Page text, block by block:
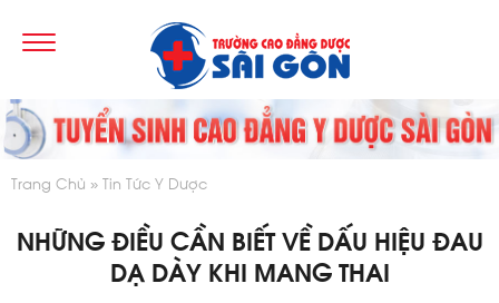
Trang Chủ Tin Tức Y Dược
NHỮNG ĐIỀU CẦN BIẾT VỀ DẤU HIỆU ĐAU
DẠ DÀY KHI MANG THAI